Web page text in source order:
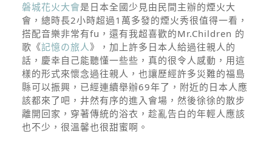
磐城花火大會是日本全國少見由民間主辦的煙火大
會，總時長2小時超過1萬多發的煙火秀很值得一看，
搭配音樂非常有fu，還有我超喜歡的Mr.Children 的
歌《記憶の旅人》，加上許多日本人給過往親人的
話，慶幸自己能聽懂一些些，真的很令人感動，用這
樣的形式來懷念過往親人，也讓歷經許多災難的福島
縣可以振興，已經連續舉辦69年了，附近的日本人應
該都來了吧，井然有序的進入會場，然後徐徐的散步
離開回家，穿著傳統的浴衣，趁亂告白的年輕人應該
也不少，很溫馨也很甜蜜啊。